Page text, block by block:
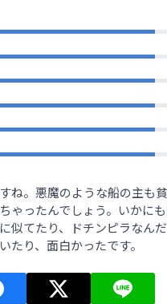
ね。悪魔のような船の主も
ゃったんでしょう。いかに
似てたり、ドチンピラなん
たり、面白かったです。